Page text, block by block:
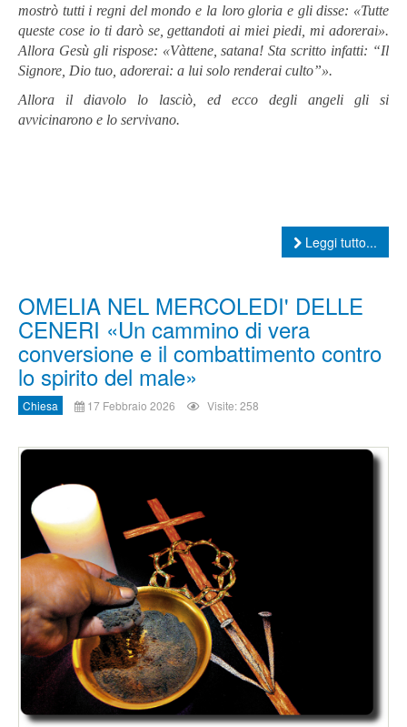
mostrò tutti i regni del mondo e la loro gloria e gli disse: «Tutte
queste cose io ti darò se, gettandoti ai miei piedi, mi adorerai».
Allora Gesù gli rispose: «Vàttene, satana! Sta scritto infatti: “Il
Signore, Dio tuo, adorerai: a lui solo renderai culto”».
Allora il diavolo lo lasciò, ed ecco degli angeli gli si
avvicinarono e lo servivano.
Leggi tutto...
OMELIA NEL MERCOLEDI' DELLE
CENERI «Un cammino di vera
conversione e il combattimento contro
lo spirito del male»
Chiesa 17 Febbraio 2026 Visite: 258